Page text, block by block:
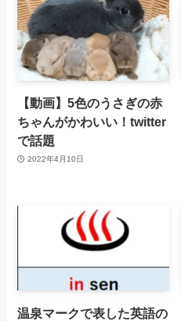
【動画】5色のうさぎの赤
ちゃんがかわいい！twitter
で話題
2022年4月10日
温泉マークで表した英語の